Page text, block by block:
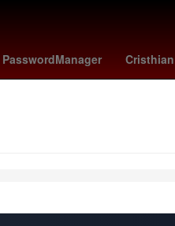
PasswordManager
Vázquez Mota Gabriel